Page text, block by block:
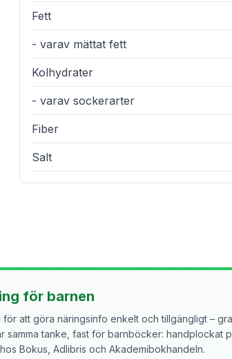
Fett
- varav mättat fett
Kolhydrater
- varav sockerarter
Fiber
Salt
för barnen
att göra näringsinfo enkelt och tillgängligt –
samma tanke, fast för barnböcker: handplockat
Bokus, Adlibris och Akademibokhandeln.